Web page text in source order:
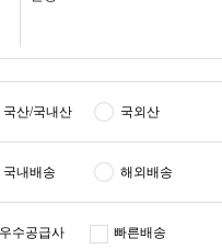
국산/국내산 국외산
국내배송 해외배송
우수공급사 빠른배송